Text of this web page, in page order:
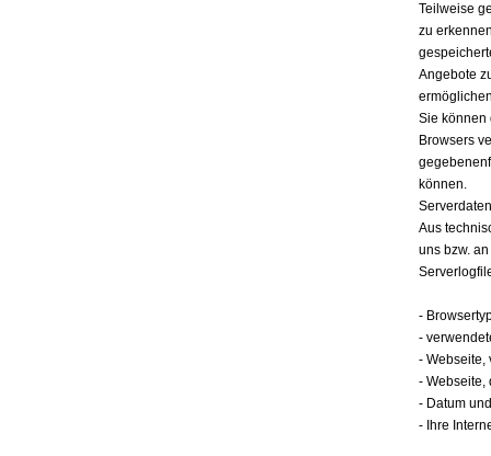
Teilweise
zu
Angebote
Sie können
Browsers
können.
Serverdaten
Aus
uns bzw.
-
-
- Webseite,
- Webseite,
- Datum
- Ihre